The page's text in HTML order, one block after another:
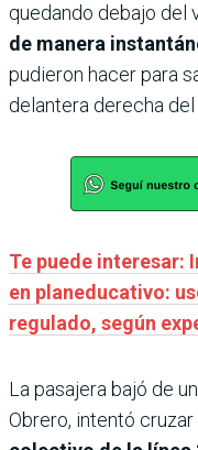
quedando debajo del
de manera
pudieron hacer para
delantera derecha del
Te puede interesar:
en planeducativo:
regulado, según
La pasajera bajó de
Obrero, intentó cruzar